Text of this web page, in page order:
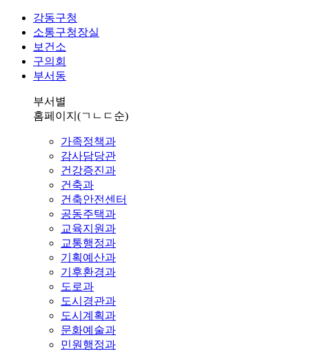
강동구청
소통구청장실
보건소
구의회
부서동
부서별
홈페이지 (ㄱㄴㄷ순)
가족정책과
감사담당관
건강증진과
건축과
건축안전센터
공동주택과
교육지원과
교통행정과
기획예산과
기후환경과
도로과
도시경관과
도시계획과
문화예술과
민원행정과